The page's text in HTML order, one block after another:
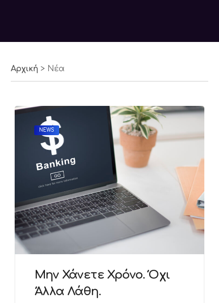
Αρχική > Νέα
NEWS
Μην Χάνετε Χρόνο. Όχι
Άλλα Λάθη.